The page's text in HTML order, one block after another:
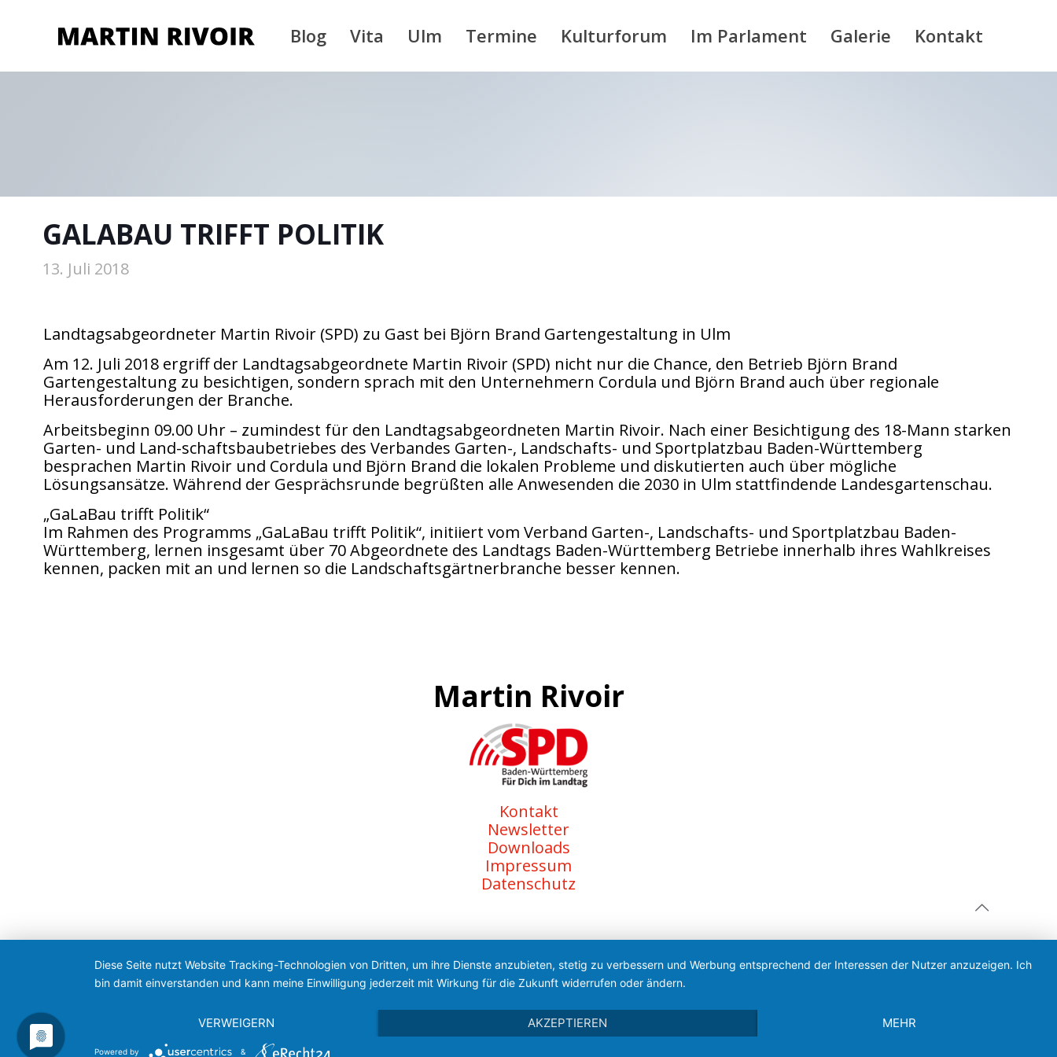
Blog Vita Ulm Termine Kulturforum Im Parlament Galerie Kontakt
GALABAU TRIFFT POLITIK
13. Juli 2018
Landtagsabgeordneter Martin Rivoir (SPD) zu Gast bei Björn Brand Gartengestaltung in Ulm
Am 12. Juli 2018 ergriff der Landtagsabgeordnete Martin Rivoir (SPD) nicht nur die Chance, den Betrieb Björn Brand
Gartengestaltung zu besichtigen, sondern sprach mit den Unternehmern Cordula und Björn Brand auch über regionale
Herausforderungen der Branche.
Arbeitsbeginn 09.00 Uhr – zumindest für den Landtagsabgeordneten Martin Rivoir. Nach einer Besichtigung des 18-Mann starken
Garten- und Land-schaftsbaubetriebes des Verbandes Garten-, Landschafts- und Sportplatzbau Baden-Württemberg
besprachen Martin Rivoir und Cordula und Björn Brand die lokalen Probleme und diskutierten auch über mögliche
Lösungsansätze. Während der Gesprächsrunde begrüßten alle Anwesenden die 2030 in Ulm stattfindende Landesgartenschau.
„GaLaBau trifft Politik“
Im Rahmen des Programms „GaLaBau trifft Politik“, initiiert vom Verband Garten-, Landschafts- und Sportplatzbau Baden-
Württemberg, lernen insgesamt über 70 Abgeordnete des Landtags Baden-Württemberg Betriebe innerhalb ihres Wahlkreises
kennen, packen mit an und lernen so die Landschaftsgärtnerbranche besser kennen.
Martin Rivoir
Kontakt
Newsletter
Downloads
Impressum
Datenschutz
Diese Seite nutzt Website Tracking-Technologien von Dritten, um ihre Dienste anzubieten, stetig zu verbessern und Werbung entsprechend der Interessen der Nutzer anzuzeigen. Ich
bin damit einverstanden und kann meine Einwilligung jederzeit mit Wirkung für die Zukunft widerrufen oder ändern.
VERWEIGERN AKZEPTIEREN MEHR
Powered by &